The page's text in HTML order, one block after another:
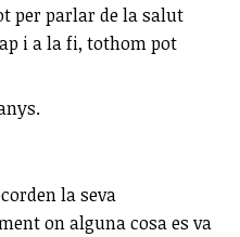
per parlar de la salut
i a la fi, tothom pot
la seva
on alguna cosa es va